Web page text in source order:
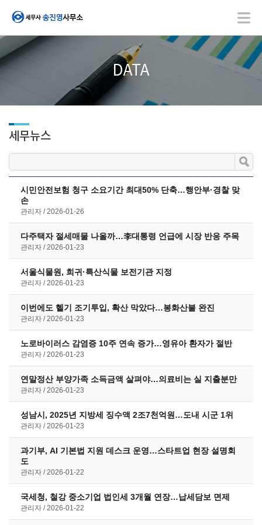
DATA
세무뉴스
시민안전보험 청구 소요기간 최대50% 단축…행안부·경찰 맞
손
관리자 2026-01-26
다주택자 절세매물 나올까…李대통령 언급에 시장 반응 주목
관리자 2026-01-23
서울식물원, 희귀·특산식물 보전기관 지정
관리자 2026-01-23
이번에도 헬기 조기투입, 확산 막았다…봉화산불 완진
관리자 2026-01-23
노로바이러스 감염증 10주 연속 증가…영유아 환자가 절반
관리자 2026-01-23
연말정산 부양가족 소득금액 살펴야…의료비는 실 지출분만
관리자 2026-01-23
성남시, 2025년 지방세 징수액 2조7천억원…도내 시군 1위
관리자 2026-01-23
과기부, AI 기본법 지원 데스크 운영…스타트업 현장 설명회
도
관리자 2026-01-22
국세청, 철강 중소기업 법인세 3개월 연장…납세담보 면제
관리자 2026-01-22